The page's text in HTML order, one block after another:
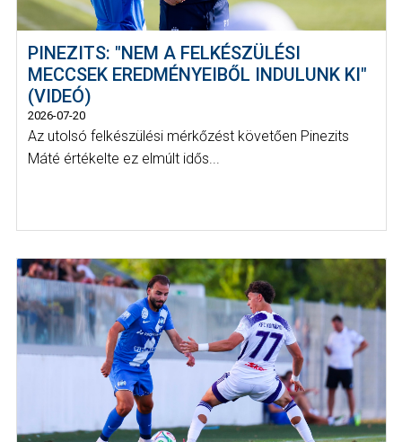
PINEZITS: "NEM A FELKÉSZÜLÉSI
MECCSEK EREDMÉNYEIBŐL INDULUNK KI"
(VIDEÓ)
2026-07-20
Az utolsó felkészülési mérkőzést követően Pinezits
Máté értékelte ez elmúlt idős...